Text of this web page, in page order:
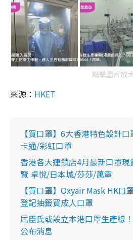
點擊圖片放
來源： HKET
【買口罩】6大香港特色設計
卡通/彩虹口罩
香港各大連鎖店4月最新口罩
覽 卓悅/日本城/莎莎/萬寧
【買口罩】Oxyair Mask HK口
登記抽籤買成人口罩
屈臣氏或設立本港口罩生產線
公布消息